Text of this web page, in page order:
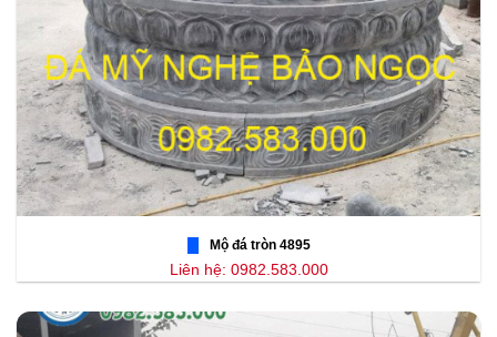
Mộ đá tròn 4895
Liên hệ: 0982.583.000